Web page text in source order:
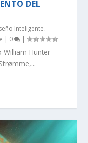
DEL
Inteligente,
| 0 |
William Hunter